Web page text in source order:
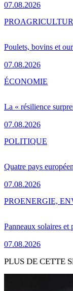
07.08.2026
Poulets, bovins et
07.08.2026
PRO
La « résilience
07.08.2026
ÉCONOMIE
Quatre pays
07.08.2026
POLITIQUE
Panneaux solaires
07.08.2026
PROENERGIE,
PLUS DE CETTE